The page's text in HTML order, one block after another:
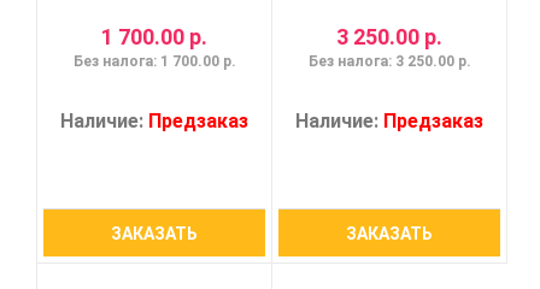
1 700.00 р.
Без налога: 1 700.00 р.
Наличие: Предзаказ
ЗАКАЗАТЬ
3 250.00 р.
Без налога: 3 250.00 р.
Наличие: Предзаказ
ЗАКАЗАТЬ